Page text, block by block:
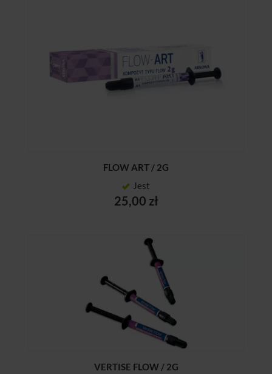
FLOW ART / 2G
Jest
25,00 zł
VERTISE FLOW / 2G